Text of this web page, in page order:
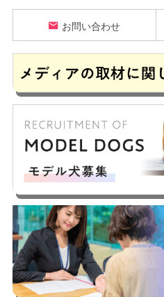
お問い合わせ